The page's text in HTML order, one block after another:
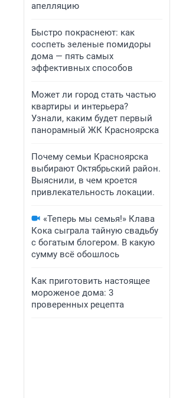
апелляцию
Быстро покраснеют: как
соспеть зеленые помидоры
дома — пять самых
эффективных способов
Может ли город стать частью
квартиры и интерьера?
Узнали, каким будет первый
панорамный ЖК Красноярска
Почему семьи Красноярска
выбирают Октябрьский район.
Выяснили, в чем кроется
привлекательность локации.
«Теперь мы семья!» Клава
Кока сыграла тайную свадьбу
с богатым блогером. В какую
сумму всё обошлось
Как приготовить настоящее
мороженое дома: 3
проверенных рецепта